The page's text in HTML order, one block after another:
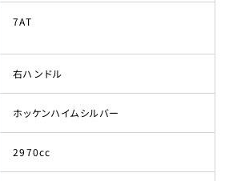
7AT
右ハンドル
ホッケンハイムシルバー
2970cc